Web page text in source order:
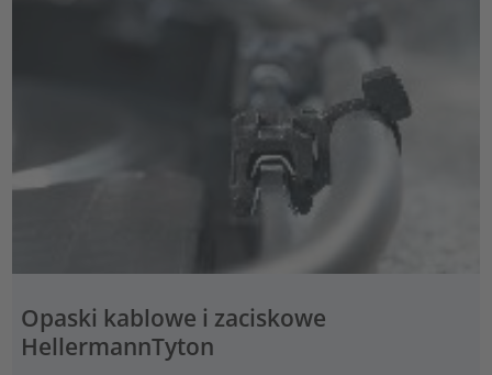
Opaski kablowe i zaciskowe
HellermannTyton